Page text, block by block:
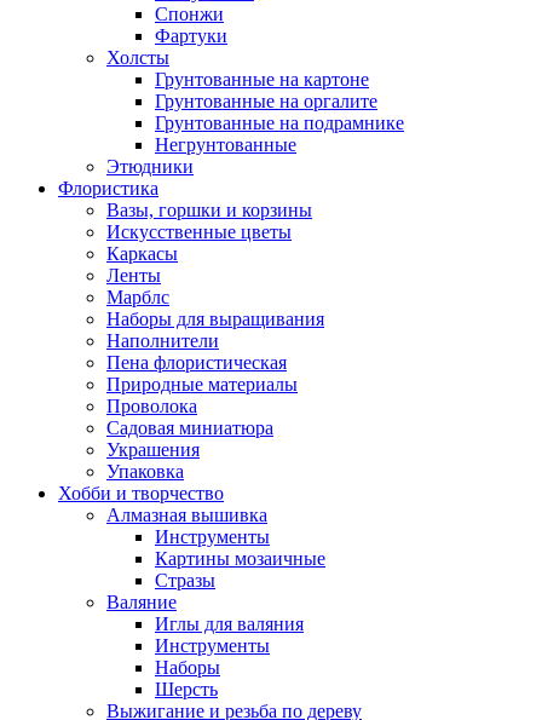
Спонжи
Фартуки
Холсты
Грунтованные на картоне
Грунтованные на оргалите
Грунтованные на подрамнике
Негрунтованные
Этюдники
Флористика
Вазы, горшки и корзины
Искусственные цветы
Каркасы
Ленты
Марблс
Наборы для выращивания
Наполнители
Пена флористическая
Природные материалы
Проволока
Садовая миниатюра
Украшения
Упаковка
Хобби и творчество
Алмазная вышивка
Инструменты
Картины мозаичные
Стразы
Валяние
Иглы для валяния
Инструменты
Наборы
Шерсть
Выжигание и резьба по дереву